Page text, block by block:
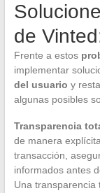
de
Frente a estos
implementar
del usuario y
algunas posibles
Transparencia
de manera
transacción,
informados antes
Una